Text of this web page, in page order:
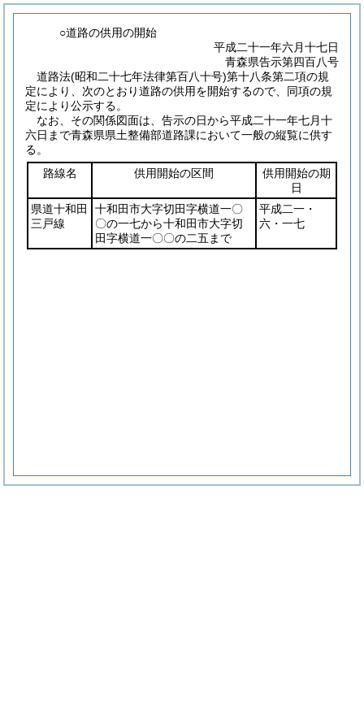
○道路の供用の開始
平成二十一年六月十七日
青森県告示第四百八号
道路法(昭和二十七年法律第百八十号)第十八条第二項の規
定により、次のとおり道路の供用を開始するので、同項の規
定により公示する。
なお、その関係図面は、告示の日から平成二十一年七月十
六日まで青森県県土整備部道路課において一般の縦覧に供す
る。
路線名
供用開始の区間
供用開始の期
日
県道十和田
三戸線
十和田市大字切田字横道一〇
〇の一七から十和田市大字切
田字横道一〇〇の二五まで
平成二一・
六・一七